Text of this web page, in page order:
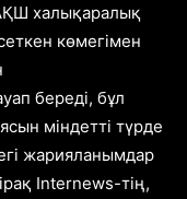
халықаралық
көмегімен
береді, бұл
міндетті түрде
жарияланымдар
Internews-тің,